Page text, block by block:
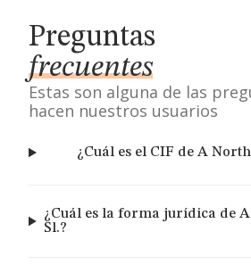
Preguntas
frecuentes
Estas son alguna de las
hacen nuestros usuarios
¿Cuál es el CIF de A
¿Cuál es la forma jurídica de
Sl.?